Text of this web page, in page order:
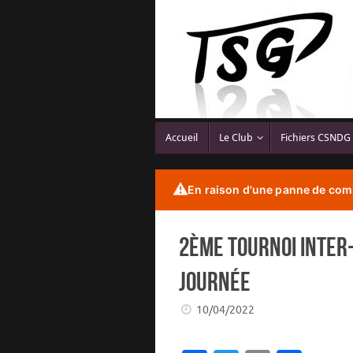
Accueil Le Club Fichiers CSNDG
⚠️En raison d'une panne de
2ème Tournoi
journée
10/04/2022